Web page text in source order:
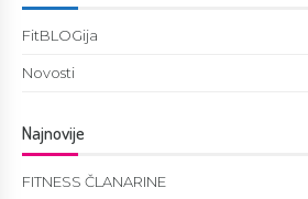
FitBLOGija
Novosti
Najnovije
FITNESS ČLANARINE